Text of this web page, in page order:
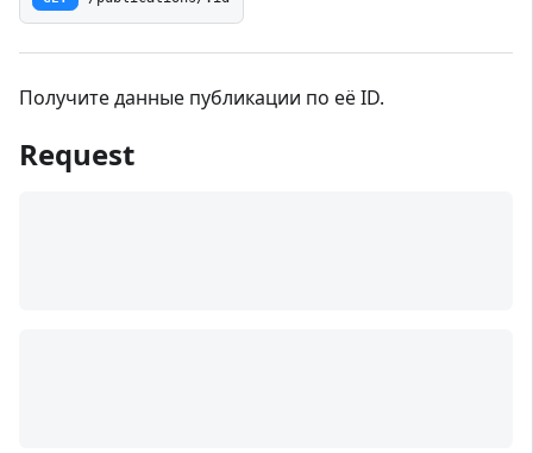
Получите данные публикации по её ID.
Request